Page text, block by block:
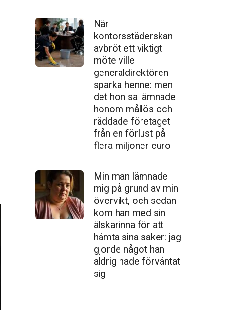
När
kontorsstäderskan
avbröt ett viktigt
möte ville
generaldirektören
sparka henne: men
det hon sa lämnade
honom mållös och
räddade företaget
från en förlust på
flera miljoner euro
Min man lämnade
mig på grund av min
övervikt, och sedan
kom han med sin
älskarinna för att
hämta sina saker: jag
gjorde något han
aldrig hade förväntat
sig